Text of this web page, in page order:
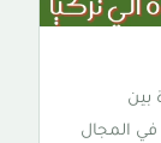
بين
في المجال